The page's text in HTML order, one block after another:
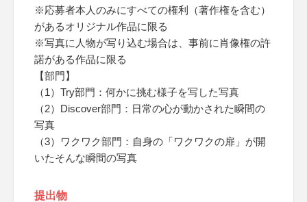
※応募者本人のみにすべての権利（著作権を含む）
があるオリジナル作品に限る
※写真に人物が写り込む場合は、事前に肖像権の許
諾がある作品に限る
【部門】
（1）Try部門：何かに挑む様子を写した写真
（2）Discover部門：日常の心が動かされた瞬間の
写真
（3）ワクワク部門：自身の「ワクワクの扉」が開
いたそんな瞬間の写真
提出物